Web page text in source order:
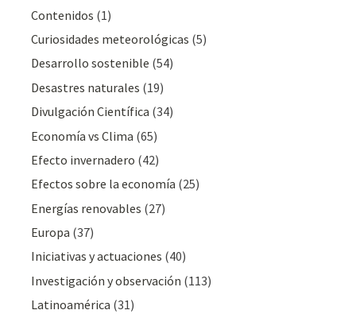
Contenidos (1)
Curiosidades meteorológicas (5)
Desarrollo sostenible (54)
Desastres naturales (19)
Divulgación Cientí­fica (34)
Economía vs Clima (65)
Efecto invernadero (42)
Efectos sobre la economía (25)
Energías renovables (27)
Europa (37)
Iniciativas y actuaciones (40)
Investigación y observación (113)
Latinoamérica (31)